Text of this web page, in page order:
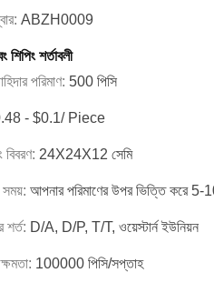
ABZH0009
শিপিং শর্তাবলী
পরিমাণ: 500 পিসি
- $0.1/ Piece
বিবরণ: 24X24X12 সেমি
সময়: আপনার পরিমাণের উপর ভিত্তি করে 5-
শর্ত: D/A, D/P, T/T, ওয়েস্টার্ন ইউনিয়ন
100000 পিসি/সপ্তাহ